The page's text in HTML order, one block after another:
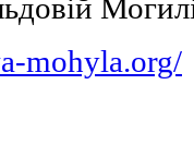
mohyla.org/